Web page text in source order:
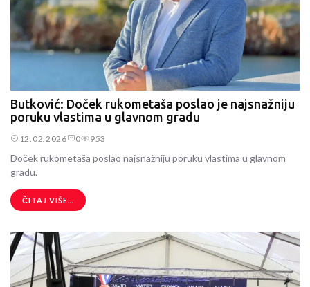
Butković: Doček rukometaša poslao je najsnažniju
poruku vlastima u glavnom gradu
12.02.2026 0 953
Doček rukometaša poslao najsnažniju poruku vlastima u glavnom
gradu.
ČITAJ VIŠE...